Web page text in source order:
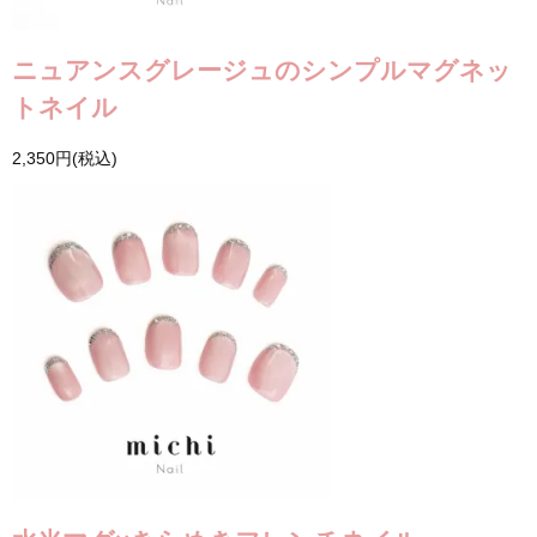
ニュアンスグレージュのシンプルマグネッ
トネイル
2,350円(税込)